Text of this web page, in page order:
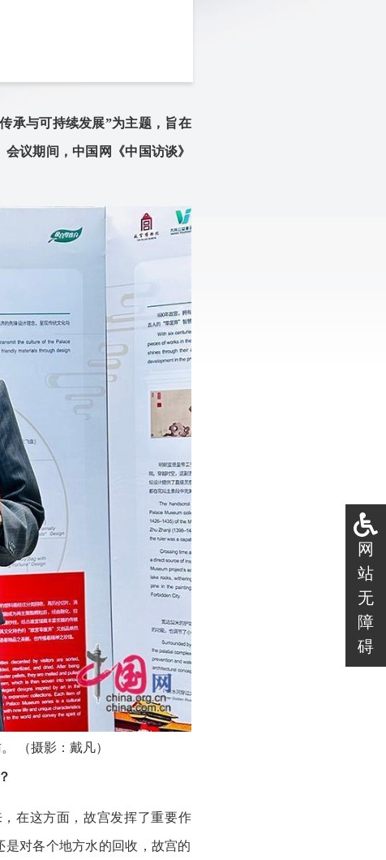
承与可持续发展”为主题，旨在
议期间，中国网《中国访谈》
。 （摄影：戴凡）
在这方面，故宫发挥了重要作
对各个地方水的回收，故宫的
网
站
无
障
碍